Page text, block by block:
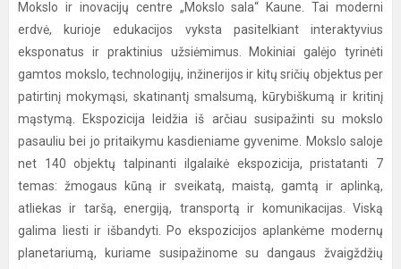
Mokslo ir inovacijų centre „Mokslo sala“ Kaune. Tai moderni
erdvė, kurioje edukacijos vyksta pasitelkiant interaktyvius
eksponatus ir praktinius užsiėmimus. Mokiniai galėjo tyrinėti
gamtos mokslo, technologijų, inžinerijos ir kitų sričių objektus per
patirtinį mokymąsi, skatinantį smalsumą, kūrybiškumą ir kritinį
mąstymą. Ekspozicija leidžia iš arčiau susipažinti su mokslo
pasauliu bei jo pritaikymu kasdieniame gyvenime. Mokslo saloje
net 140 objektų talpinanti ilgalaikė ekspozicija, pristatanti 7
temas: žmogaus kūną ir sveikatą, maistą, gamtą ir aplinką,
atliekas ir taršą, energiją, transportą ir komunikacijas. Viską
galima liesti ir išbandyti. Po ekspozicijos aplankėme modernų
planetariumą, kuriame susipažinome su dangaus žvaigždžių